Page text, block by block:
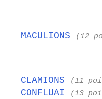
MACULIONS (12
CLAMIONS (11
CONFLUAI (13